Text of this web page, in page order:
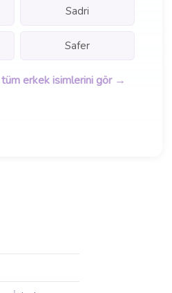
Sadri
Safer
erkek isimlerini gör →